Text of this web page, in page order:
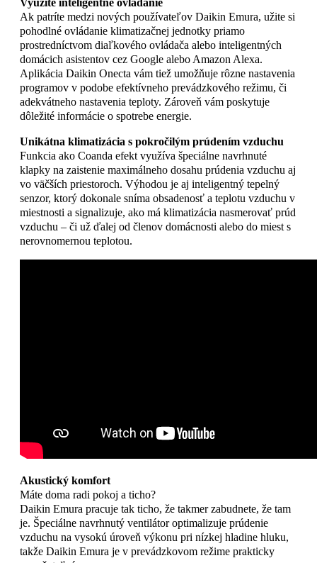
Ak patríte medzi nových používateľov Daikin Emura, užite si
pohodlné ovládanie klimatizačnej jednotky priamo
prostredníctvom diaľkového ovládača alebo inteligentných
domácich asistentov cez Google alebo Amazon Alexa.
Aplikácia Daikin Onecta vám tiež umožňuje rôzne nastavenia
programov v podobe efektívneho prevádzkového režimu, či
adekvátneho nastavenia teploty. Zároveň vám poskytuje
dôležité informácie o spotrebe energie.
Unikátna klimatizácia s pokročilým prúdením vzduchu
Funkcia ako Coanda efekt využíva špeciálne navrhnuté
klapky na zaistenie maximálneho dosahu prúdenia vzduchu aj
vo väčších priestoroch. Výhodou je aj inteligentný tepelný
senzor, ktorý dokonale sníma obsadenosť a teplotu vzduchu v
miestnosti a signalizuje, ako má klimatizácia nasmerovať prúd
vzduchu – či už ďalej od členov domácnosti alebo do miest s
nerovnomernou teplotou.
Akustický komfort
Máte doma radi pokoj a ticho?
Daikin Emura pracuje tak ticho, že takmer zabudnete, že tam
je. Špeciálne navrhnutý ventilátor optimalizuje prúdenie
vzduchu na vysokú úroveň výkonu pri nízkej hladine hluku,
takže Daikin Emura je v prevádzkovom režime prakticky